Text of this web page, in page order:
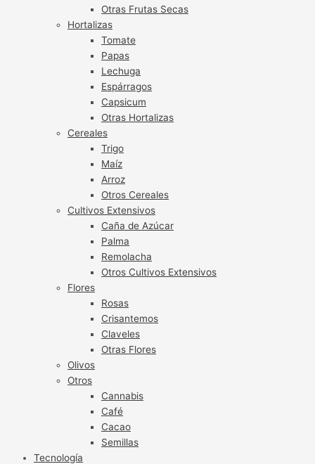
Otras Frutas Secas
Hortalizas
Tomate
Papas
Lechuga
Espárragos
Capsicum
Otras Hortalizas
Cereales
Trigo
Maíz
Arroz
Otros Cereales
Cultivos Extensivos
Caña de Azúcar
Palma
Remolacha
Otros Cultivos Extensivos
Flores
Rosas
Crisantemos
Claveles
Otras Flores
Olivos
Otros
Cannabis
Café
Cacao
Semillas
Tecnología